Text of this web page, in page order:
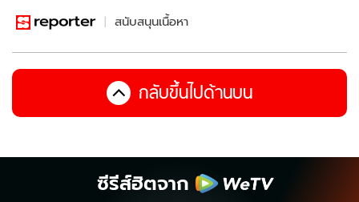
สนับสนุนเนื้อหา
กลับขึ้นไปด้านบน
ซีรีส์ฮิตจาก